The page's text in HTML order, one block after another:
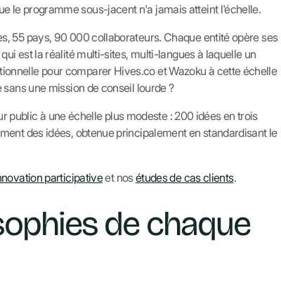
le programme sous-jacent n'a jamais atteint l'échelle.
55 pays, 90 000 collaborateurs. Chaque entité opère ses
est la réalité multi-sites, multi-langues à laquelle un
pour comparer Hives.co et Wazoku à cette échelle
une mission de conseil lourde ?
public à une échelle plus modeste : 200 idées en trois
des idées, obtenue principalement en standardisant le
participativeet nosétudes de cas clients.
de chaque